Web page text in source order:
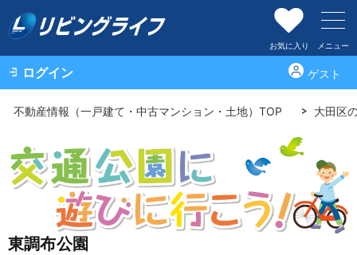
お気に入り メニュー
ログイン ゲスト
不動産情報（一戸建て・中古マンション・土地）TOP 大田区
東調布公園